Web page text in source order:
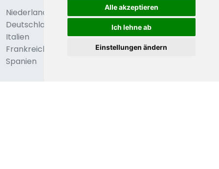
Alle akzeptieren
Ich lehne ab
Einstellungen ändern
Niederlande
Deutschland
Italien
Frankreich
Spanien